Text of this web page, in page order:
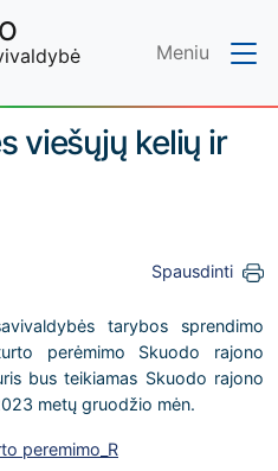
Meniu
viešųjų kelių ir
Spausdinti
tarybos sprendimo
perėmimo Skuodo rajono
bus teikiamas Skuodo rajono
metų gruodžio mėn.
peremimo_R